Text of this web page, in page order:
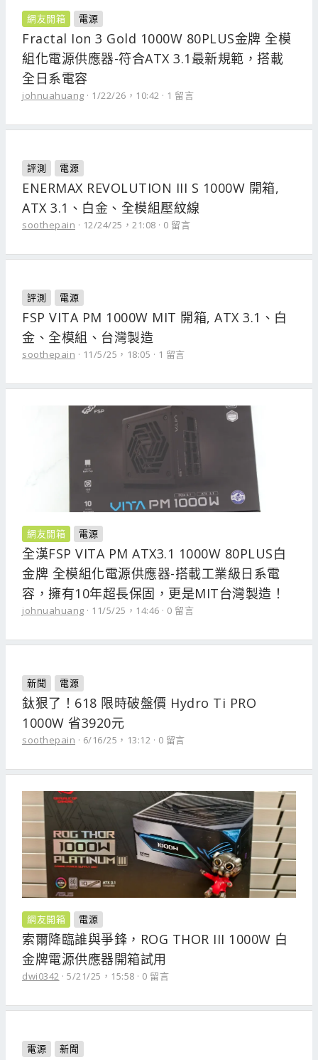
網友開箱 電源
Fractal Ion 3 Gold 1000W 80PLUS金牌 全模
組化電源供應器-符合ATX 3.1最新規範，搭載
全日系電容
johnuahuang 1/22/26，10:42 1 留言
評測 電源
ENERMAX REVOLUTION III S 1000W 開箱,
ATX 3.1、白金、全模組壓紋線
soothepain 12/24/25，21:08 0 留言
評測 電源
FSP VITA PM 1000W MIT 開箱, ATX 3.1、白
金、全模組、台灣製造
soothepain 11/5/25，18:05 1 留言
網友開箱 電源
全漢FSP VITA PM ATX3.1 1000W 80PLUS白
金牌 全模組化電源供應器-搭載工業級日系電
容，擁有10年超長保固，更是MIT台灣製造！
johnuahuang 11/5/25，14:46 0 留言
新聞 電源
鈦狠了！618 限時破盤價 Hydro Ti PRO
1000W 省3920元
soothepain 6/16/25，13:12 0 留言
網友開箱 電源
索爾降臨誰與爭鋒，ROG THOR III 1000W 白
金牌電源供應器開箱試用
dwi0342 5/21/25，15:58 0 留言
電源 新聞